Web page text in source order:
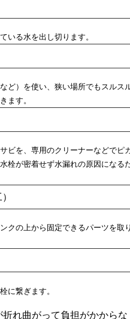
いる水を出し切ります。
ど）を使い、狭い場所でもスルス
ます。
ビを、専用のクリーナーなどでピ
栓が密着せず水漏れの原因になる
クの上から固定できるパーツを取
に繋ぎます。
折れ曲がって負担がかからな